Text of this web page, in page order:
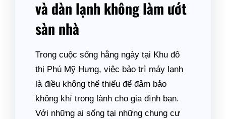
và dàn lạnh không làm ướt
sàn nhà
Trong cuộc sống hằng ngày tại Khu đô
thị Phú Mỹ Hưng, việc bảo trì máy lạnh
là điều không thể thiếu để đảm bảo
không khí trong lành cho gia đình bạn.
Với những ai sống tại những chung cư